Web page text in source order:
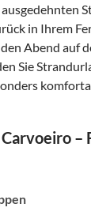
in Ihrem
Abend auf
Sie
–